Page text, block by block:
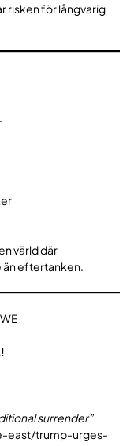
risken för långvarig
värld där
eftertanken.
surrender”
east/trump-urges-